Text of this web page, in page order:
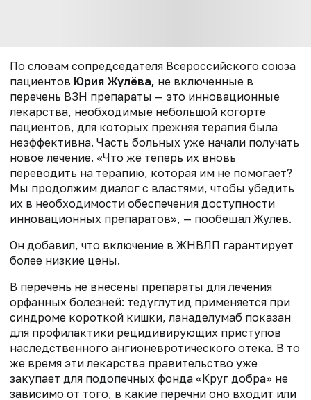
По словам сопредседателя Всероссийского союза
пациентов Юрия Жулёва, не включенные в
перечень ВЗН препараты — это инновационные
лекарства, необходимые небольшой когорте
пациентов, для которых прежняя терапия была
неэффективна. Часть больных уже начали получать
новое лечение. «Что же теперь их вновь
переводить на терапию, которая им не помогает?
Мы продолжим диалог с властями, чтобы убедить
их в необходимости обеспечения доступности
инновационных препаратов», — пообещал Жулёв.
Он добавил, что включение в ЖНВЛП гарантирует
более низкие цены.
В перечень не внесены препараты для лечения
орфанных болезней: тедуглутид применяется при
синдроме короткой кишки, ланаделумаб показан
для профилактики рецидивирующих приступов
наследственного ангионевротического отека. В то
же время эти лекарства правительство уже
закупает для подопечных фонда «Круг добра» не
зависимо от того, в какие перечни оно входит или